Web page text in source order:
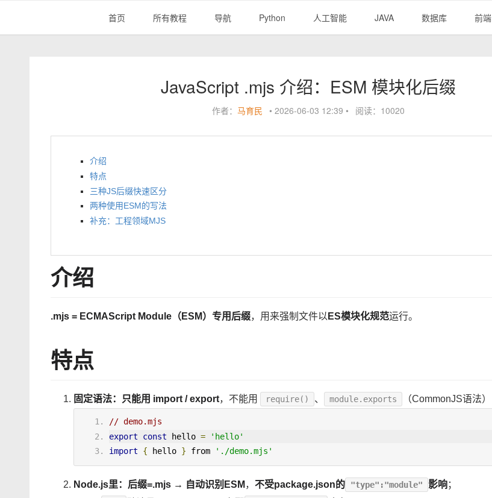
首页 所有教程 导航 Python 人工智能 JAVA 数据库 前端
JavaScript .mjs 介绍：ESM 模块化后缀
作者：马育民 •2026-06-03 12:39 • 阅读：10020
介绍
特点
三种JS后缀快速区分
两种使用ESM的写法
补充：工程领域MJS
介绍
.mjs = ECMAScript Module（ESM）专用后缀，用来强制文件以 ES模块化规范运行。
特点
固定语法：只能用 import / export，不能用 require() 、 module.exports （CommonJS语法）
// demo.mjs
export
const hello =
'hello'
import
{ hello } from './demo.mjs'
Node.js里：后缀=.mjs → 自动识别ESM ， 不受package.json的 "type":"module" 影响；